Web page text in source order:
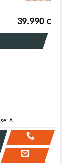
39.990 €
A